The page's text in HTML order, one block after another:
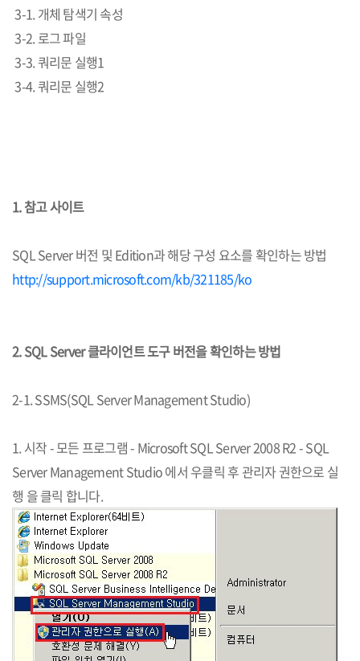
3-1. 개체 탐색기 속성
3-2. 로그 파일
3-3. 쿼리문 실행1
3-4. 쿼리문 실행2
​1. 참고 사이트
SQL Server 버전 및 Edition과 해당 구성 요소를 확인하는 방법
http://support.microsoft.com/kb/321185/ko
2. SQL Server 클라이언트 도구 버전을 확인하는 방법
2-1. SSMS(SQL Server Management Studio)
1. 시작 - 모든 프로그램 - Microsoft SQL Server 2008 R2 - SQL
Server Management Studio 에서 우클릭 후 관리자 권한으로 실
행 을 클릭 합니다.